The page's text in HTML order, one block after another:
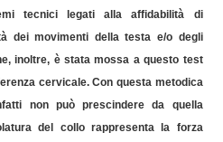
tecnici legati alla affidabilità di
dei movimenti della testa e/o degli
inoltre, è stata mossa a questo test
cervicale. Con questa metodica
non può prescindere da quella
del collo rappresenta la forza